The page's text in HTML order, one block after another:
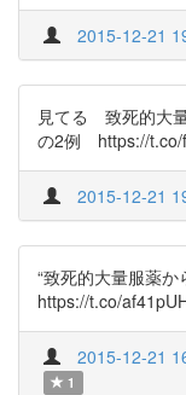
2015-12-21
見てる 致死的大
の2例 https://t.co/
2015-12-21
“致死的大量服薬
https://t.co/
2015-12-21
1